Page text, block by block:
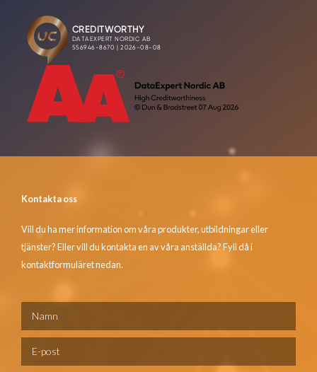
Kontakta oss
Vill du ha mer information om våra produkter, utbildningar eller
tjänster? Eller vill du kontakta en av våra anställda? Fyll då i
kontaktformuläret nedan.